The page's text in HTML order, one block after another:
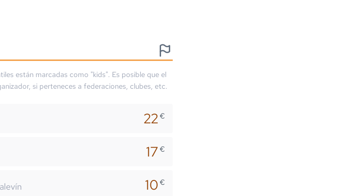
están marcadas como "kids". Es posible que el
si perteneces a federaciones, clubes, etc.
22€
17€
10€